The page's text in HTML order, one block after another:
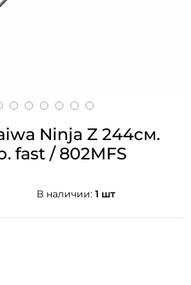
Ninja Z 244см.
fast / 802MFS
В наличии: 1 шт